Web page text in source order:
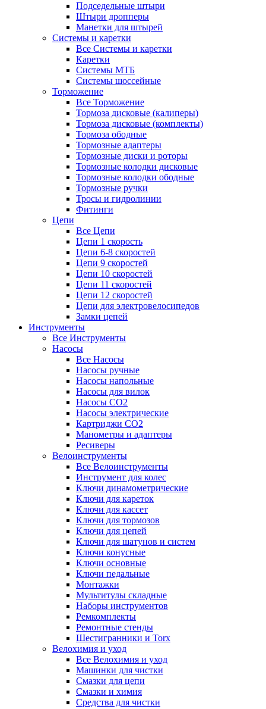
Подседельные штыри
Штыри дропперы
Манетки для штырей
Системы и каретки
Все Системы и каретки
Каретки
Системы МТБ
Системы шоссейные
Торможение
Все Торможение
Тормоза дисковые (калиперы)
Тормоза дисковые (комплекты)
Тормоза ободные
Тормозные адаптеры
Тормозные диски и роторы
Тормозные колодки дисковые
Тормозные колодки ободные
Тормозные ручки
Тросы и гидролинии
Фитинги
Цепи
Все Цепи
Цепи 1 скорость
Цепи 6-8 скоростей
Цепи 9 скоростей
Цепи 10 скоростей
Цепи 11 скоростей
Цепи 12 скоростей
Цепи для электровелосипедов
Замки цепей
Инструменты
Все Инструменты
Насосы
Все Насосы
Насосы ручные
Насосы напольные
Насосы для вилок
Насосы CO2
Насосы электрические
Картриджи CO2
Манометры и адаптеры
Ресиверы
Велоинструменты
Все Велоинструменты
Инструмент для колес
Ключи динамометрические
Ключи для кареток
Ключи для кассет
Ключи для тормозов
Ключи для цепей
Ключи для шатунов и систем
Ключи конусные
Ключи основные
Ключи педальные
Монтажки
Мультитулы складные
Наборы инструментов
Ремкомплекты
Ремонтные стенды
Шестигранники и Torx
Велохимия и уход
Все Велохимия и уход
Машинки для чистки
Смазки для цепи
Смазки и химия
Средства для чистки